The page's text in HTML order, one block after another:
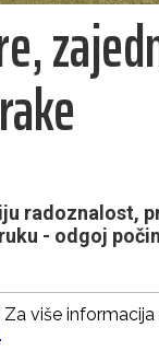
radoznalost,
- odgoj
Za više informacija
.